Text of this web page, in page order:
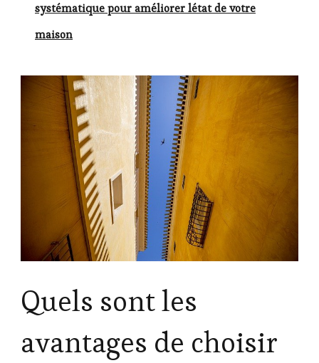
systématique pour améliorer létat de votre
maison
Quels sont les
avantages de choisir